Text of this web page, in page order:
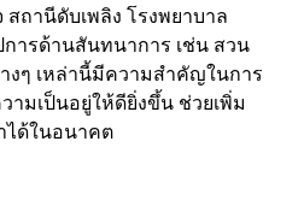
สถานีดับเพลิง โรงพยาบาล
ารด้านสันทนาการ เช่น สวน
งๆ เหล่านี้มีความสำคัญในการ
มเป็นอยู่ให้ดียิ่งขึ้น ช่วยเพิ่ม
ได้ในอนาคต